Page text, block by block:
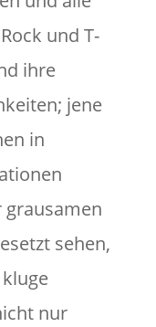
und T-
ihre
jene
in
sehen,
nur